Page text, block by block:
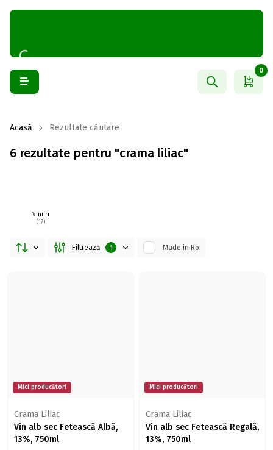
0
Acasă Rezultate căutare
6 rezultate pentru "crama liliac"
Vinuri
(17)
Filtrează 1 Made in Ro
Mici producători
Crama Liliac
Vin alb sec Fetească Albă,
13%, 750ml
Mici producători
Crama Liliac
Vin alb sec Fetească Regală,
13%, 750ml